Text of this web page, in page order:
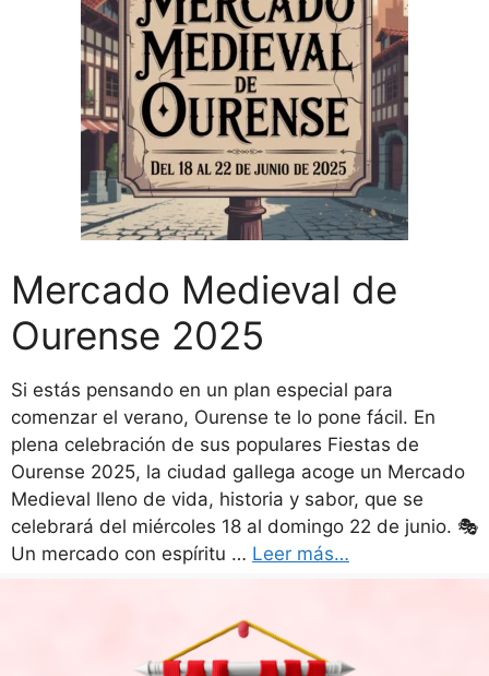
Mercado Medieval de
Ourense 2025
Si estás pensando en un plan especial para
comenzar el verano, Ourense te lo pone fácil. En
plena celebración de sus populares Fiestas de
Ourense 2025, la ciudad gallega acoge un Mercado
Medieval lleno de vida, historia y sabor, que se
celebrará del miércoles 18 al domingo 22 de junio. 🎭
Un mercado con espíritu … Leer más…